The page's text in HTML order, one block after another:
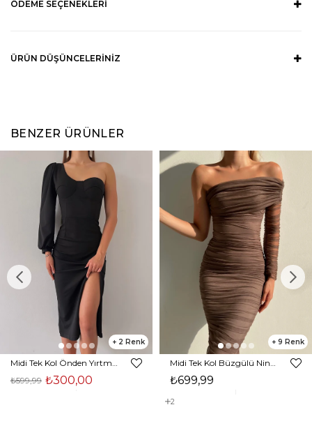
ÖDEME SEÇENEKLERI
ÜRÜN DÜŞÜNCELERINIZ
BENZER ÜRÜNLER
2
₺300,00
₺599,99
9
₺699,99
2